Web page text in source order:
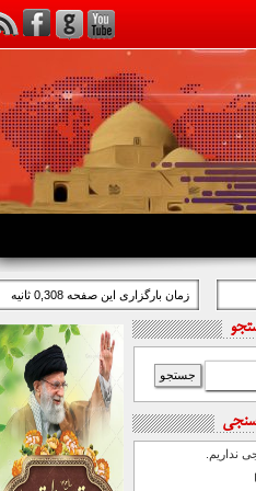
زمان بارگزاری این صفحه 0,308 ثانیه
نداریم.